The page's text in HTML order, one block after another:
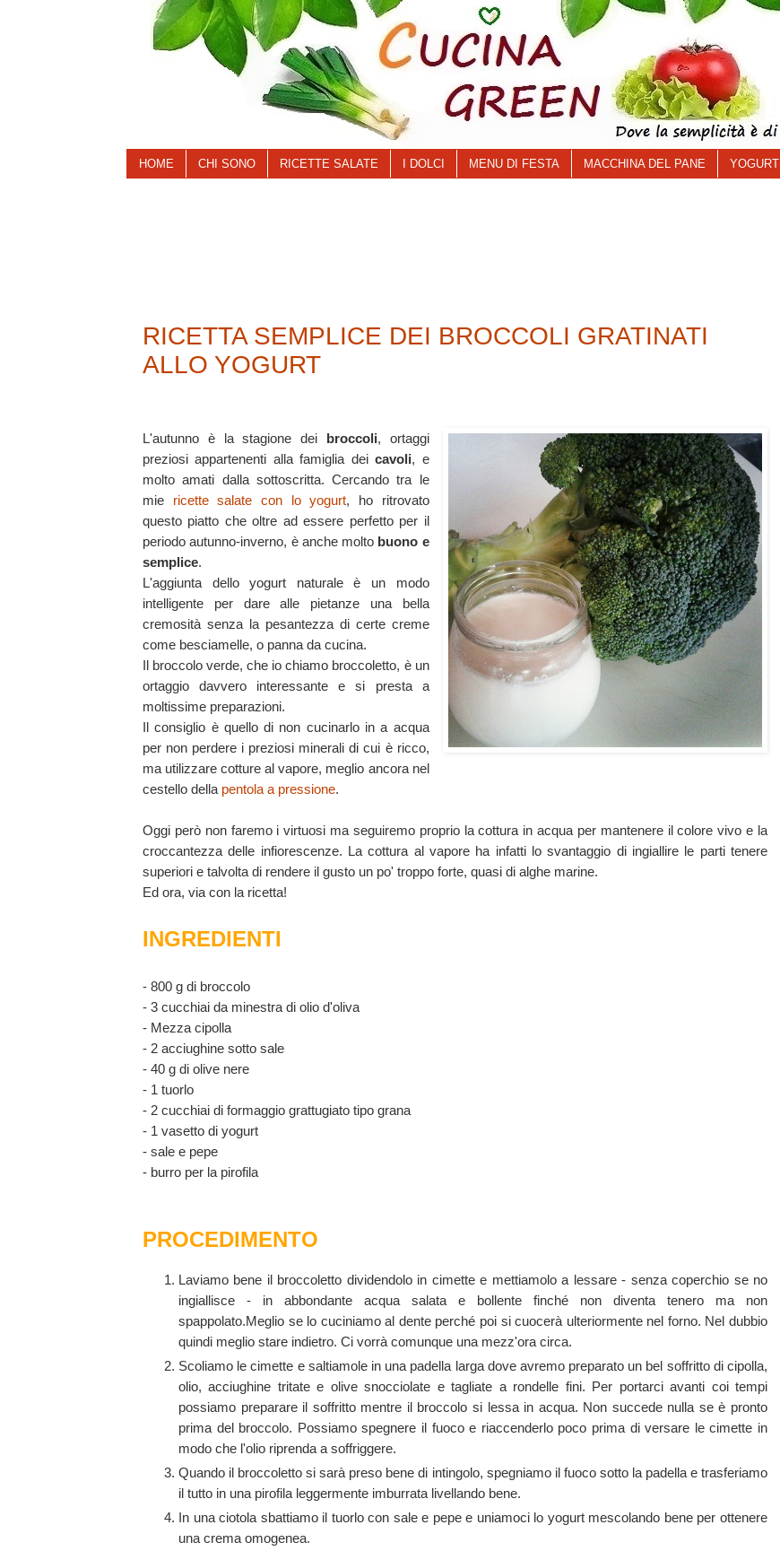
HOME CHI SONO RICETTE SALATE I DOLCI MENU DI FESTA MACCHINA DEL PANE YOGURT
RICETTA SEMPLICE DEI BROCCOLI GRATINATI
ALLO YOGURT
L'autunno è la stagione dei broccoli, ortaggi
preziosi appartenenti alla famiglia deicavoli, e
molto amati dalla sottoscritta. Cercando tra le
mie ricette salate con lo yogurt, ho ritrovato
questo piatto che oltre ad essere perfetto per il
periodo autunno-inverno, è anche molto buono e
semplice.
L'aggiunta dello yogurt naturale è un modo
intelligente per dare alle pietanze una bella
cremosità senza la pesantezza di certe creme
come besciamelle, o panna da cucina.
Il broccolo verde, che io chiamo broccoletto, è un
ortaggio davvero interessante e si presta a
moltissime preparazioni.
Il consiglio è quello di non cucinarlo in a acqua
per non perdere i preziosi minerali di cui è ricco,
ma utilizzare cotture al vapore, meglio ancora nel
cestello della pentola a pressione.
Oggi però non faremo i virtuosi ma seguiremo proprio la cottura in acqua per mantenere il colore vivo e la
croccantezza delle infiorescenze. La cottura al vapore ha infatti lo svantaggio di ingiallire le parti tenere
superiori e talvolta di rendere il gusto un po' troppo forte, quasi di alghe marine.
Ed ora, via con la ricetta!
INGREDIENTI
- 800 g di broccolo
- 3 cucchiai da minestra di olio d'oliva
- Mezza cipolla
- 2 acciughine sotto sale
- 40 g di olive nere
- 1 tuorlo
- 2 cucchiai di formaggio grattugiato tipo grana
- 1 vasetto di yogurt
- sale e pepe
- burro per la pirofila
PROCEDIMENTO
Laviamo bene il broccoletto dividendolo in cimette e mettiamolo a lessare - senza coperchio se no
ingiallisce - in abbondante acqua salata e bollente finché non diventa tenero ma non
spappolato.Meglio se lo cuciniamo al dente perché poi si cuocerà ulteriormente nel forno. Nel dubbio
quindi meglio stare indietro. Ci vorrà comunque una mezz'ora circa.
Scoliamo le cimette e saltiamole in una padella larga dove avremo preparato un bel soffritto di cipolla,
olio, acciughine tritate e olive snocciolate e tagliate a rondelle fini. Per portarci avanti coi tempi
possiamo preparare il soffritto mentre il broccolo si lessa in acqua. Non succede nulla se è pronto
prima del broccolo. Possiamo spegnere il fuoco e riaccenderlo poco prima di versare le cimette in
modo che l'olio riprenda a soffriggere.
Quando il broccoletto si sarà preso bene di intingolo, spegniamo il fuoco sotto la padella e trasferiamo
il tutto in una pirofila leggermente imburrata livellando bene.
In una ciotola sbattiamo il tuorlo con sale e pepe e uniamoci lo yogurt mescolando bene per ottenere
una crema omogenea.